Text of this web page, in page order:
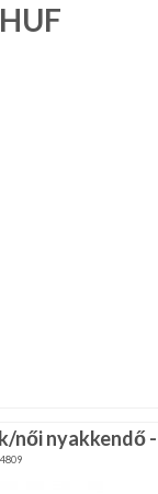
HUF
nyakkendő